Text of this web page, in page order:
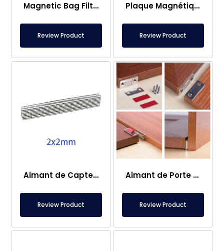
Magnetic Bag Filter Head
Review Product
Plaque Magnétique – Pour Sous Plancher – Conforme aux Normes Alimentaires
Review Product
Aimant de Capteur – 2×2 mm
Review Product
Aimant de Porte de Caravane
Review Product